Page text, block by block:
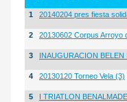
1 20140204 pres fiesta
2 20130602 Corpus Arroyo
3 INAUGURACION
4 20130120 Torneo Vela (3)
5 I TRIATLON